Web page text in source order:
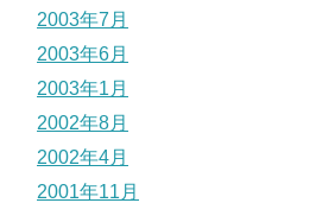
2003年7月
2003年6月
2003年1月
2002年8月
2002年4月
2001年11月